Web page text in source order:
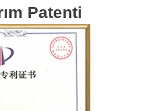
Patenti